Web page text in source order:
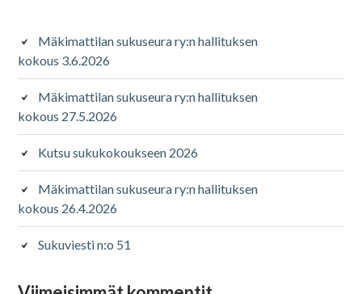
Mäkimattilan sukuseura ry:n hallituksen
kokous 3.6.2026
Mäkimattilan sukuseura ry:n hallituksen
kokous 27.5.2026
Kutsu sukukokoukseen 2026
Mäkimattilan sukuseura ry:n hallituksen
kokous 26.4.2026
Sukuviesti n:o 51